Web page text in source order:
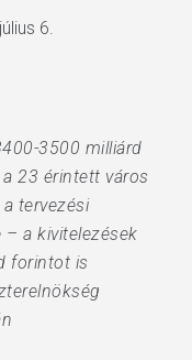
6.
3500 milliárd
23 érintett város
tervezési
– a kivitelezések
forintot is